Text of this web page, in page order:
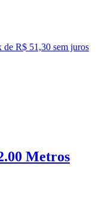
de R$ 51,30 sem juros
Metros